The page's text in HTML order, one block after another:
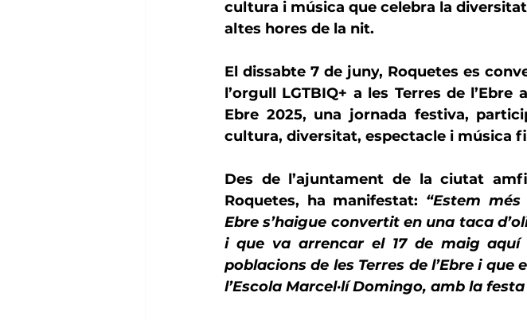
cultura i música que celebra la
altes hores de la nit.
El dissabte 7 de juny, Roquetes es
l’orgull LGTBIQ+ a les Terres de
Ebre 2025, una jornada festiva,
cultura, diversitat, espectacle i música
Des de l’ajuntament de la ciutat
Roquetes, ha manifestat: “Estem
Ebre s’haigue convertit en una taca
i que va arrencar el 17 de maig
poblacions de les Terres de l’Ebre i
l’Escola Marcel·lí Domingo, amb la